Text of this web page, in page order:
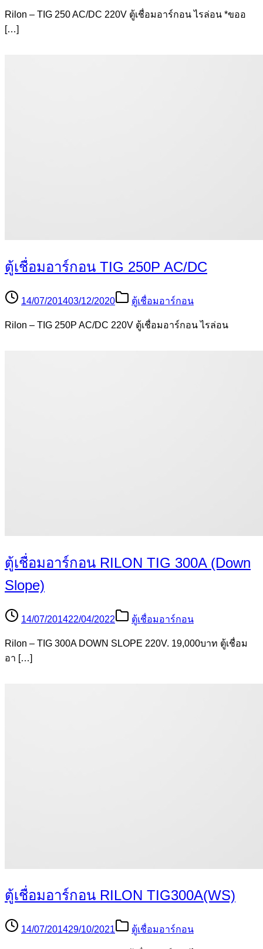
Rilon – TIG 250 AC/DC 220V ตู้เชื่อมอาร์กอน ไรล่อน *ขออ
[…]
ตู้เชื่อมอาร์กอน TIG 250P AC/DC
14/07/201403/12/2020 ตู้เชื่อมอาร์กอน
Rilon – TIG 250P AC/DC 220V ตู้เชื่อมอาร์กอน ไรล่อน
ตู้เชื่อมอาร์กอน RILON TIG 300A (Down
Slope)
14/07/201422/04/2022 ตู้เชื่อมอาร์กอน
Rilon – TIG 300A DOWN SLOPE 220V. 19,000บาท ตู้เชื่อม
อา […]
ตู้เชื่อมอาร์กอน RILON TIG300A(WS)
14/07/201429/10/2021 ตู้เชื่อมอาร์กอน